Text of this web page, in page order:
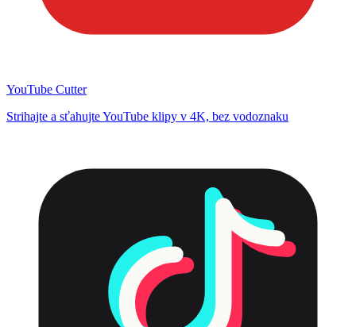
YouTube Cutter
Strihajte a sťahujte YouTube klipy v 4K, bez vodoznaku